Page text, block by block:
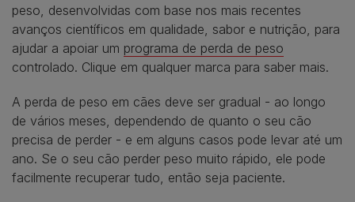
peso, desenvolvidas com base nos mais recentes
avanços científicos em qualidade, sabor e nutrição, para
ajudar a apoiar um programa de perda de peso
controlado. Clique em qualquer marca para saber mais.
A perda de peso em cães deve ser gradual - ao longo
de vários meses, dependendo de quanto o seu cão
precisa de perder - e em alguns casos pode levar até um
ano. Se o seu cão perder peso muito rápido, ele pode
facilmente recuperar tudo, então seja paciente.